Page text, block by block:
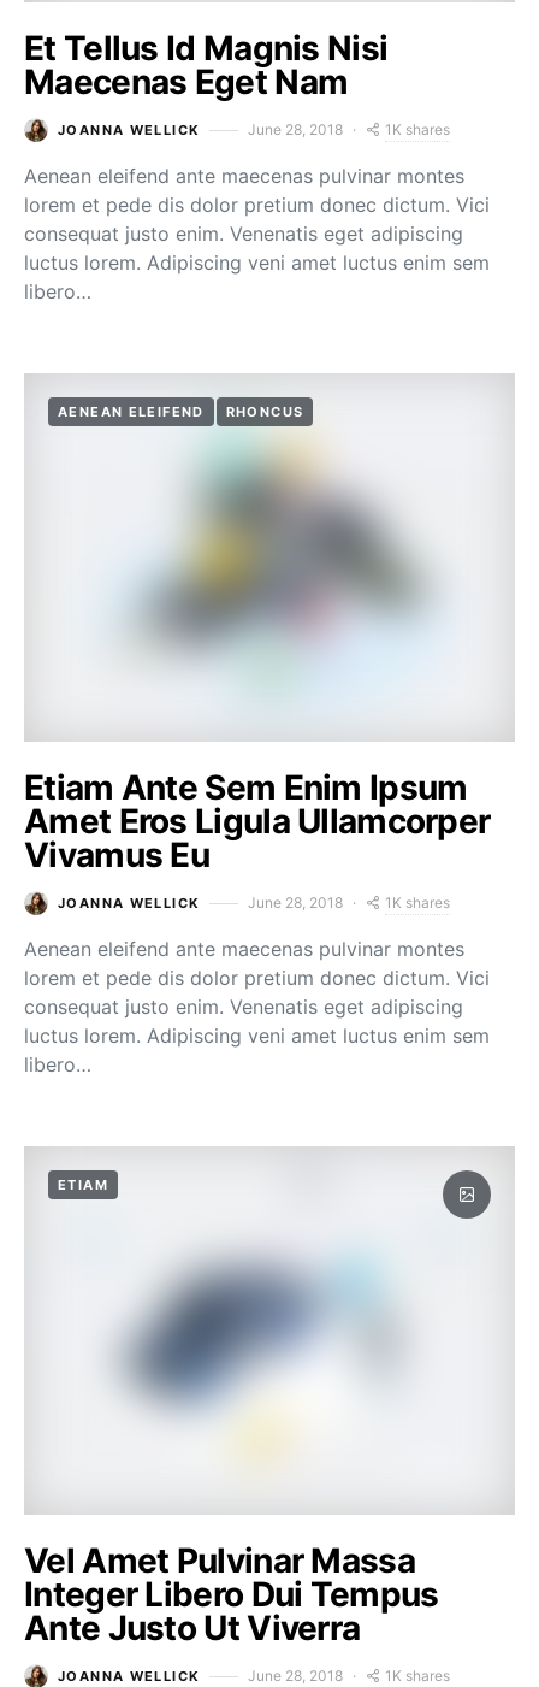
Et Tellus Id Magnis Nisi
Maecenas Eget Nam
JOANNA WELLICK June 28, 2018 1K shares
Aenean eleifend ante maecenas pulvinar montes
lorem et pede dis dolor pretium donec dictum. Vici
consequat justo enim. Venenatis eget adipiscing
luctus lorem. Adipiscing veni amet luctus enim sem
libero…
AENEAN ELEIFEND RHONCUS
Etiam Ante Sem Enim Ipsum
Amet Eros Ligula Ullamcorper
Vivamus Eu
JOANNA WELLICK June 28, 2018 1K shares
Aenean eleifend ante maecenas pulvinar montes
lorem et pede dis dolor pretium donec dictum. Vici
consequat justo enim. Venenatis eget adipiscing
luctus lorem. Adipiscing veni amet luctus enim sem
libero…
ETIAM
Vel Amet Pulvinar Massa
Integer Libero Dui Tempus
Ante Justo Ut Viverra
JOANNA WELLICK June 28, 2018 1K shares